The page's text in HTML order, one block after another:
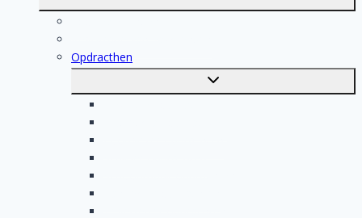
Opdracthen
Toggle